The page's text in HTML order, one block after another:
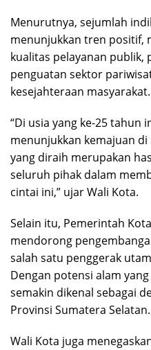
Menurutnya, sejumlah
menunjukkan tren positif,
kualitas pelayanan
penguatan sektor
kesejahteraan masyarakat.
“Di usia yang ke-25 tahun
menunjukkan kemajuan
yang diraih merupakan
seluruh pihak dalam
cintai ini,” ujar Wali Kota.
Selain itu, Pemerintah
mendorong
salah satu penggerak
Dengan potensi alam
semakin dikenal sebagai
Provinsi Sumatera Selatan.
Wali Kota juga